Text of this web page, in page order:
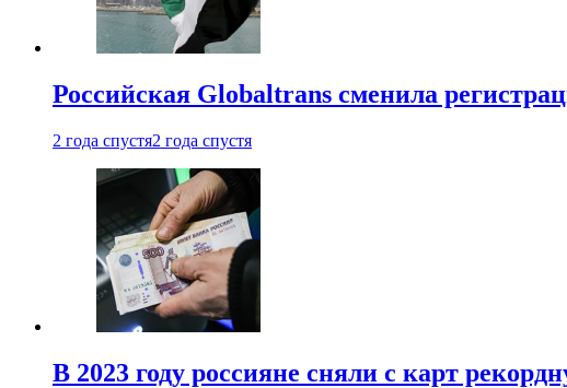
Российская Globaltrans сменила
2 года спустя2 года спустя
В 2023 году россияне сняли с карт